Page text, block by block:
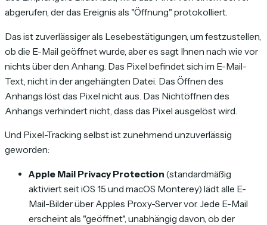
abgerufen, der das Ereignis als "Öffnung" protokolliert.
Das ist zuverlässiger als Lesebestätigungen, um festzustellen,
ob die E-Mail geöffnet wurde, aber es sagt Ihnen nach wie vor
nichts über den Anhang. Das Pixel befindet sich im E-Mail-
Text, nicht in der angehängten Datei. Das Öffnen des
Anhangs löst das Pixel nicht aus. Das Nichtöffnen des
Anhangs verhindert nicht, dass das Pixel ausgelöst wird.
Und Pixel-Tracking selbst ist zunehmend unzuverlässig
geworden:
Apple Mail Privacy Protection (standardmäßig
aktiviert seit iOS 15 und macOS Monterey) lädt alle E-
Mail-Bilder über Apples Proxy-Server vor. Jede E-Mail
erscheint als "geöffnet", unabhängig davon, ob der